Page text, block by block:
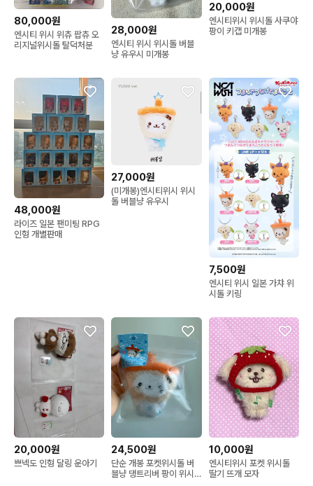
80,000원
엔시티 위시 위츄 팝츄 오
리지널위시돌 탈덕처분
28,000원
엔시티 위시 위시돌 버블
냥 유우시 미개봉
20,000원
엔시티위시 위시돌 사쿠야
팡이 키캡 미개봉
48,000원
라이즈 일본 팬미팅 RPG
인형 개별판매
27,000원
(미개봉)엔시티위시 위시
돌 버블냥 유우시
7,500원
엔시티 위시 일본 가챠 위
시돌 키링
20,000원
쁘넥도 인형 달링 운아기
24,500원
단순 개봉 포켓위시돌 버
블냥 댕트리버 팡이 위시
10,000원
엔시티위시 포켓 위시돌
딸기 뜨개 모자